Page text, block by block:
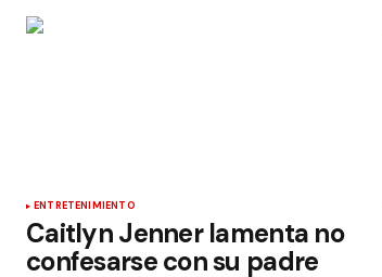
ENTRETENIMIENTO
Caitlyn Jenner lamenta no
confesarse con su padre